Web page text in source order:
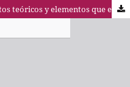
Formación continua: fundamentos teóricos y elementos que explican su comportamiento